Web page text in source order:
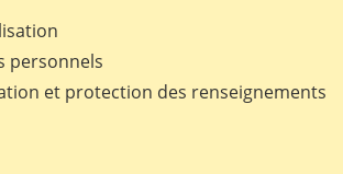
personnels
et protection des renseignements